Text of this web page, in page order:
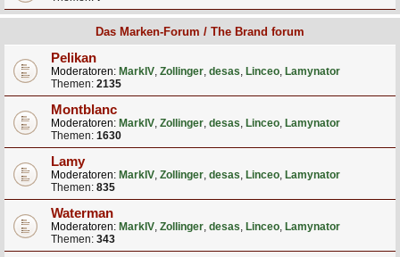
Das Marken-Forum / The Brand forum
Pelikan
Moderatoren: MarkIV, Zollinger, desas, Linceo, Lamynator
Themen: 2135
Montblanc
Moderatoren: MarkIV, Zollinger, desas, Linceo, Lamynator
Themen: 1630
Lamy
Moderatoren: MarkIV, Zollinger, desas, Linceo, Lamynator
Themen: 835
Waterman
Moderatoren: MarkIV, Zollinger, desas, Linceo, Lamynator
Themen: 343